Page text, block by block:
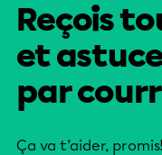
Reçois
et
par
Ça va t’aider, promis!